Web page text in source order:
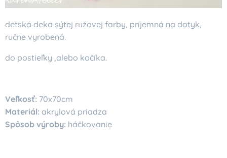
detská deka sýtej ružovej farby, príjemná na dotyk,
ručne vyrobená.
do postieľky ,alebo kočíka.
Veľkosť: 70x70cm
Materiál: akrylová priadza
Spôsob výroby: háčkovanie